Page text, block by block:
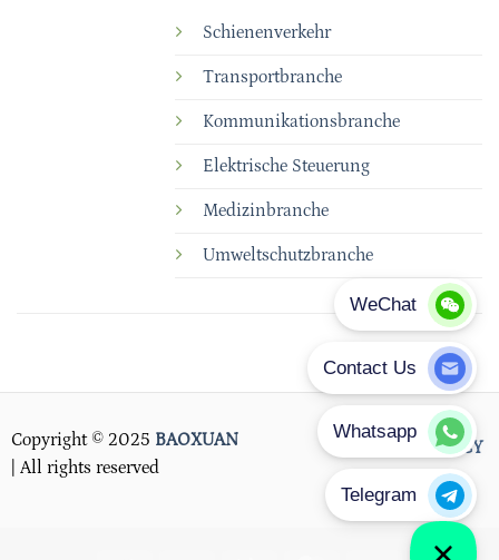
Schienenverkehr
Transportbranche
Kommunikationsbranche
Elektrische Steuerung
Medizinbranche
Umweltschutzbranche
Copyright © 2025 BAOXUAN
| All rights reserved
PRIVACY POLICY